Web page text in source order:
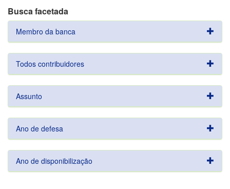
Busca facetada
Membro da banca
Todos contribuidores
Assunto
Ano de defesa
Ano de disponibilização